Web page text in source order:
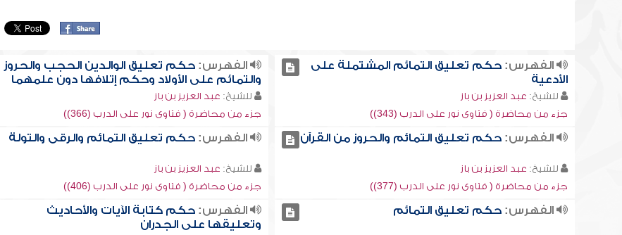
الفهرس:حكم تعليق التمائم المشتملة على
الأدعية
للشيخ: عبد العزيز بن باز
جزء من محاضرة ( فتاوى نور على الدرب (343))
الفهرس: حكم تعليق الوالدين الحجب والحروز
والتمائم على الأولاد وحكم إتلافها دون علمهما
للشيخ: عبد العزيز بن باز
جزء من محاضرة ( فتاوى نور على الدرب (366))
الفهرس:حكم تعليق التمائم والحروز من القرآن
للشيخ: عبد العزيز بن باز
جزء من محاضرة ( فتاوى نور على الدرب (377))
الفهرس: حكم تعليق التمائم والرقى والتولة
للشيخ: عبد العزيز بن باز
جزء من محاضرة ( فتاوى نور على الدرب (406))
الفهرس:حكم تعليق التمائم الفهرس: حكم كتابة الآيات والأحاديث
وتعليقها على الجدران